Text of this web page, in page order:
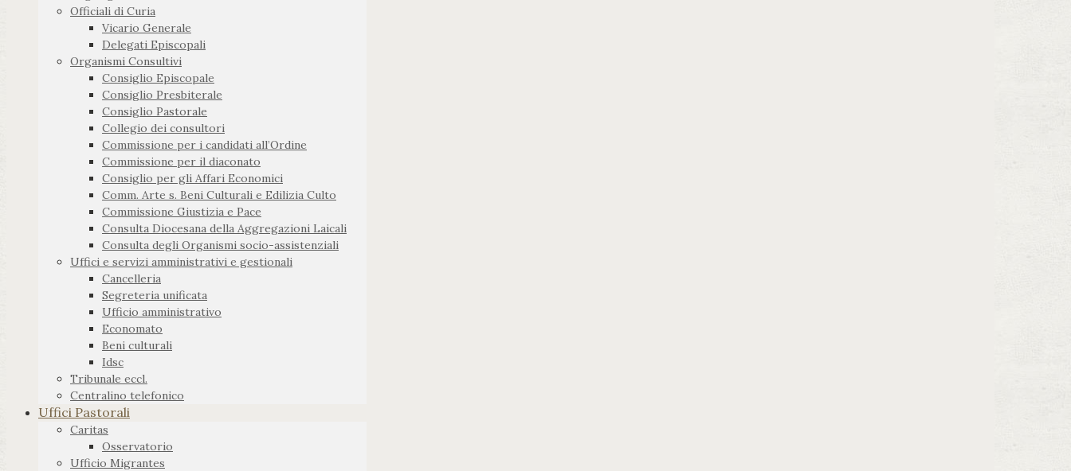
Officiali di Curia
Vicario Generale
Delegati Episcopali
Organismi Consultivi
Consiglio Episcopale
Consiglio Presbiterale
Consiglio Pastorale
Collegio dei consultori
Commissione per i candidati all’Ordine
Commissione per il diaconato
Consiglio per gli Affari Economici
Comm. Arte s. Beni Culturali e Edilizia Culto
Commissione Giustizia e Pace
Consulta Diocesana della Aggregazioni Laicali
Consulta degli Organismi socio-assistenziali
Uffici e servizi amministrativi e gestionali
Cancelleria
Segreteria unificata
Ufficio amministrativo
Economato
Beni culturali
Idsc
Tribunale eccl.
Centralino telefonico
Uffici Pastorali
Caritas
Osservatorio
Ufficio Migrantes